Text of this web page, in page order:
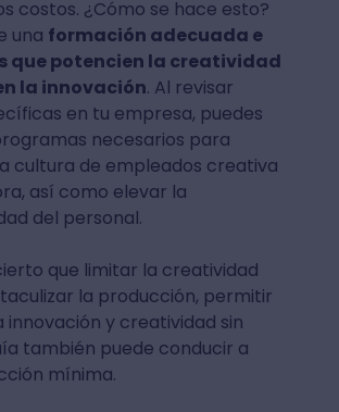
costos. ¿Cómo se hace esto?
una formación adecuada e
que potencien la creatividad
la innovación. Al revisar
en tu empresa, puedes
necesarios para
cultura de empleados creativa
así como elevar la
del personal.
que limitar la creatividad
la producción, permitir
innovación y creatividad sin
también puede conducir a
mínima.